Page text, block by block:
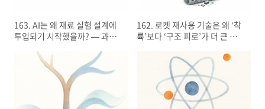
163. AI는 왜 재료 실험 설계에
투입되기 시작했을까? — 과학
162. 로켓 재사용 기술은 왜 ‘착
륙’보다 ‘구조 피로’가 더 큰 문제